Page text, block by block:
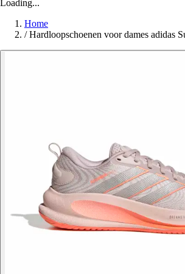
Loading...
Home
/ Hardloopschoenen voor dames adidas